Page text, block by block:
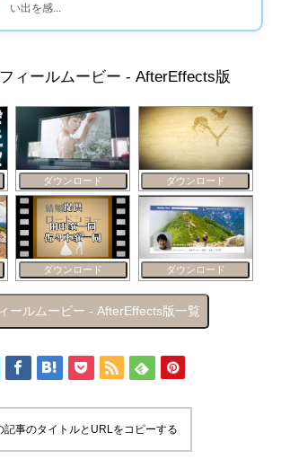
い出を感...
ィールムービー - AfterEffects版
ダウンロード ダウンロード
ダウンロード ダウンロード
ールムービー - AfterEffects版一覧
記事のタイトルとURLをコピーする